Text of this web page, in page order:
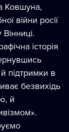
Ковшуна,
війни росії
історія
підтримки в
безвихідь
й